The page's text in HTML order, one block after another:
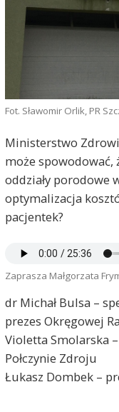
Fot. Sławomir Orlik, PR
Ministerstwo
może spowodować,
oddziały porodowe
optymalizacja
pacjentek?
Zaprasza Małgorzata
dr Michał Bulsa –
prezes Okręgowej
Violetta Smolarska
Połczynie Zdroju
Łukasz Dombek –